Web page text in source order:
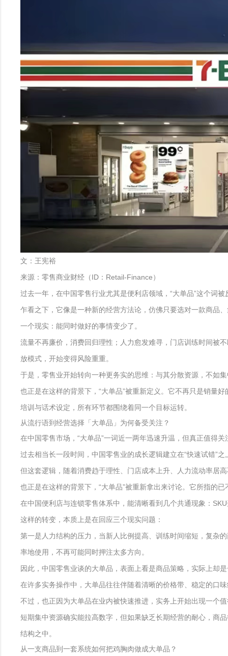
文：王宪裕
来源：零售商业财经（ID：Retail-Finance）
过去一年，在中国零售行业尤其是便利店领域，“大单品”这个词
乍看之下，它像是一种新的经营方法论，仿佛只要选对一款商品
一个现实：能同时做好的事情变少了。
流量不再廉价，消费回归理性；人力愈发难寻，门店训练时间被
放模式，开始变得风险重重。
于是，零售业开始转向一种更务实的思维：与其分散资源，不如
也正是在这样的背景下，“大单品”被重新定义。它不再只是销量
培训与话术设定，所有环节都围绕着同一个目标运转。
从流行语到经营选择「大单品」为何备受关注？
在中国零售市场，“大单品”一词近一两年迅速升温，但真正值得
过去相当长一段时间，中国零售业的成长逻辑建立在“快速试错”
但这套逻辑，随着消费趋于理性、门店成本上升、人力流动率居
也正是在这样的背景下，“大单品”被重新拿出来讨论。它所指的
在中国便利店与连锁零售体系中，能清晰看到几个共通现象：
这样的转变，本质上是在回应三个现实问题：
第一是人力结构的压力，当新人比例提高、训练时间缩短，复杂
率地使用，不再可能同时押注太多方向。
因此，中国零售业谈的大单品，表面上看是商品策略，实际上却
在许多实务操作中，大单品往往伴随着清晰的价格带、稳定的口
不过，也正因为大单品在业内被快速推进，实务上开始出现一个
短期集中资源确实能拉高数字，但如果缺乏长期经营的耐心，商
结构之中。
从一支商品到一套系统如何把鸡胸肉做成大单品？